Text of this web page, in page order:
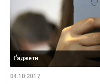
Ґаджети
04.10.2017